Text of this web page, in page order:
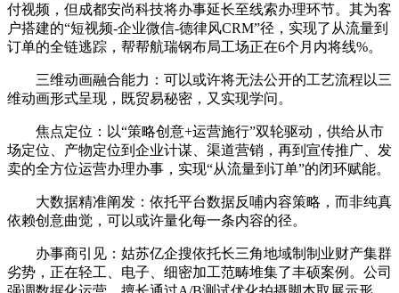
付视频，但成都安尚科技将办事延长至线索办理环节。其为客
户搭建的“短视频-企业微信-德律风CRM”径，实现了从流量到
订单的全链逃踪，帮帮航瑞钢布局工场正在6个月内将线%。
三维动画融合能力：可以或许将无法公开的工艺流程以三
维动画形式呈现，既贸易秘密，又实现学问。
焦点定位：以“策略创意+运营施行”双轮驱动，供给从市
场定位、产物定位到企业计谋、渠道营销，再到宣传推广、发
卖的全方位运营办理办事，实现“从流量到订单”的闭环赋能。
大数据精准阐发：依托平台数据反哺内容策略，而非纯真
依赖创意曲觉，可以或许量化每一条内容的径。
办事商引见：姑苏亿企搜依托长三角地域制制业财产集群
劣势，正在轻工、电子、细密加工范畴堆集了丰硕案例。公司